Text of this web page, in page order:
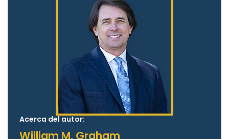
Acerca del autor:
William M. Graham